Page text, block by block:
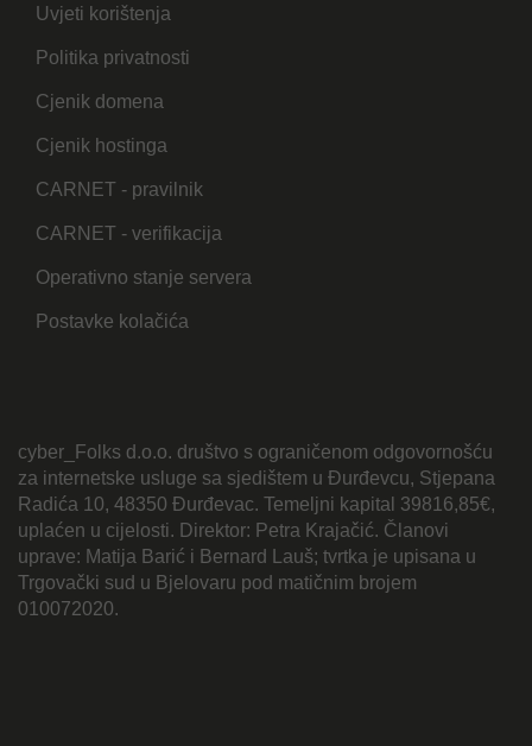
Uvjeti korištenja
Politika privatnosti
Cjenik domena
Cjenik hostinga
CARNET - pravilnik
CARNET - verifikacija
Operativno stanje servera
Postavke kolačića
cyber_Folks d.o.o. društvo s ograničenom odgovornošću
za internetske usluge sa sjedištem u Đurđevcu, Stjepana
Radića 10, 48350 Đurđevac. Temeljni kapital 39816,85€,
uplaćen u cijelosti. Direktor: Petra Krajačić. Članovi
uprave: Matija Barić i Bernard Lauš; tvrtka je upisana u
Trgovački sud u Bjelovaru pod matičnim brojem
010072020.